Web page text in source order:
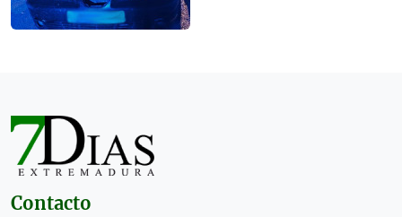
Contacto